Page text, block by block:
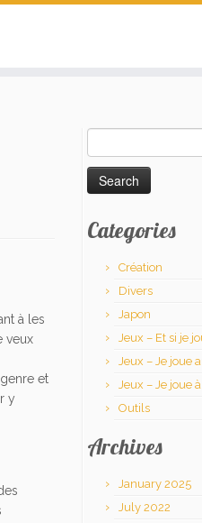
à les
veux
et
y
for:
Categories
Création
Divers
Japon
Jeux – Et si je
Jeux – Je joue
Jeux – Je joue à
Outils
Archives
January 2025
July 2022